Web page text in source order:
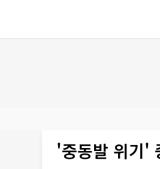
'중동발 위기'